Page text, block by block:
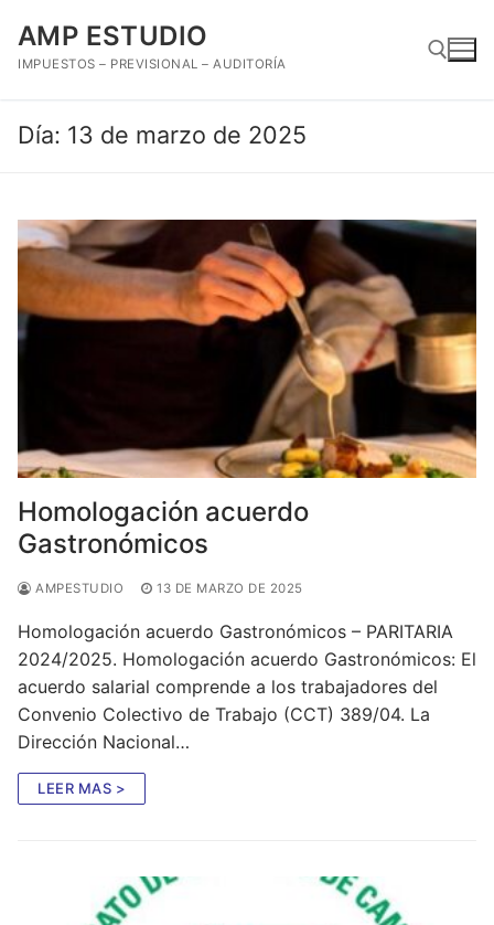
contenido
AMP ESTUDIO
IMPUESTOS – PREVISIONAL – AUDITORÍA
Buscar:
Día: 13 de marzo de 2025
Homologación acuerdo
Gastronómicos
AMPESTUDIO 13 DE MARZO DE 2025
Homologación acuerdo Gastronómicos – PARITARIA
2024/2025. Homologación acuerdo Gastronómicos: El
acuerdo salarial comprende a los trabajadores del
Convenio Colectivo de Trabajo (CCT) 389/04. La
Dirección Nacional…
LEER MAS >